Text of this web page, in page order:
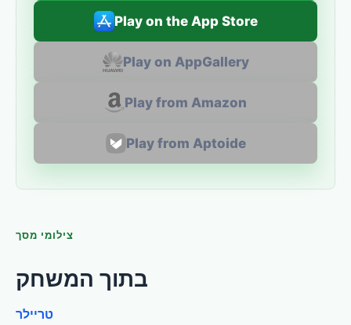
Play on the App Store
Play on AppGallery
Play from Amazon
Play from Aptoide
צילומי מסך
בתוך המשחק
טריילר